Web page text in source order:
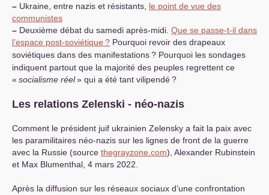
– Ukraine, entre nazis et résistants, le point de vue des
communistes
– Deuxième débat du samedi après-midi. Que se passe-t-il dans
l’espace post-soviétique ? Pourquoi revoir des drapeaux
soviétiques dans des manifestations? Pourquoi les sondages
indiquent partout que la majorité des peuples regrettent ce
« socialisme réel» qui a été tant vilipendé?
Les relations Zelenski - néo-nazis
Comment le président juif ukrainien Zelensky a fait la paix avec
les paramilitaires néo-nazis sur les lignes de front de la guerre
avec la Russie (source thegrayzone.com), Alexander Rubinstein
et Max Blumenthal, 4 mars 2022.
Après la diffusion sur les réseaux sociaux d’une confrontation